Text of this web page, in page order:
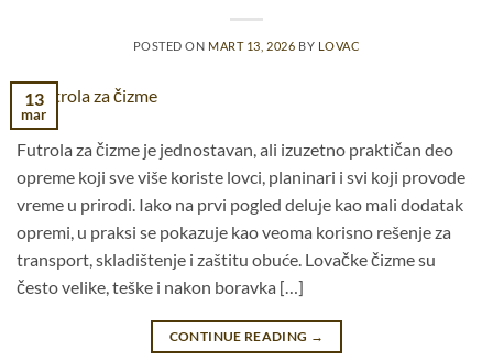
POSTED ON MART 13, 2026 BY LOVAC
13
mar
Futrola za čizme je jednostavan, ali izuzetno praktičan deo
opreme koji sve više koriste lovci, planinari i svi koji provode
vreme u prirodi. Iako na prvi pogled deluje kao mali dodatak
opremi, u praksi se pokazuje kao veoma korisno rešenje za
transport, skladištenje i zaštitu obuće. Lovačke čizme su
često velike, teške i nakon boravka […]
CONTINUE READING →